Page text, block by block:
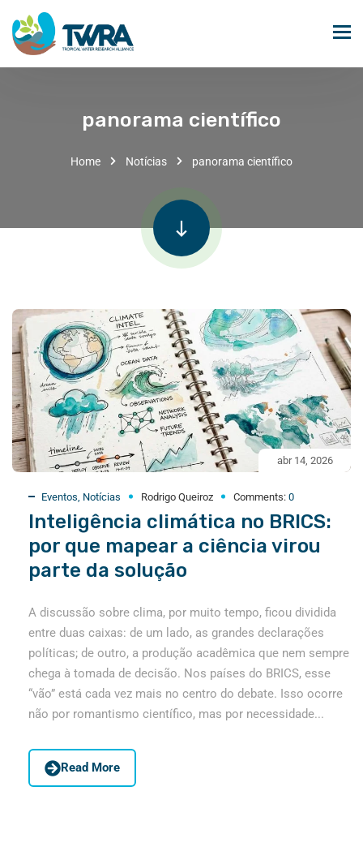
panorama científico
Home Notícias panorama científico
abr 14, 2026
Eventos Notícias Rodrigo Queiroz Comments: 0
Inteligência climática no BRICS:
por que mapear a ciência virou
parte da solução
A discussão sobre clima, por muito tempo, ficou dividida
entre duas caixas: de um lado, as grandes declarações
políticas; de outro, a produção acadêmica que nem sempre
chega à tomada de decisão. Nos países do BRICS, esse
“vão” está cada vez mais no centro do debate. Isso ocorre
não por romantismo científico, mas por necessidade...
Read More